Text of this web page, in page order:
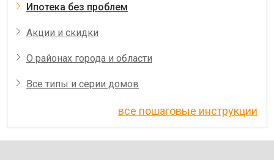
Ипотека без проблем
Акции и скидки
О районах города и области
Все типы и серии домов
все пошаговые инструкции